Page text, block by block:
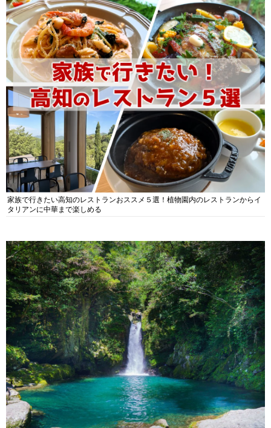
家族で行きたい高知のレストランおススメ５選！植物園内のレストランからイ
タリアンに中華まで楽しめる